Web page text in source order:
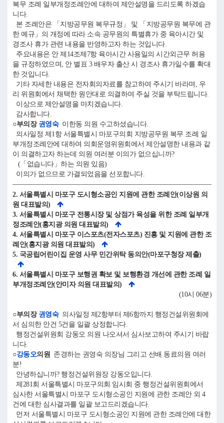
복무 조례 일부개정조례안에 대하여 제안설명을 드리도록 하겠습
니다.
본 조례안은 「지방공무원 복무규정」 및 「지방공무원 복무에 관
한 예규」의 개정에 따라 소속 공무원의 특별휴가 중 육아시간 및
경조사 휴가 관련 내용을 반영하고자 하는 것입니다.
주요내용은 안 제14조제7항 육아시간 사용일의 시간외근무 허용
을 규정하였으며, 안 별표 3 배우자 출산 시 경조사 휴가일수를 확대
한 것입니다.
기타 자세한 내용은 전자회의자료를 참고하여 주시기 바라며, 우
리 위원회에서 채택한 원안대로 의결하여 주실 것을 부탁드립니다.
이상으로 제안설명을 마치겠습니다.
감사합니다.
○부의장 권영숙이한동 의원 수고하셨습니다.
의사일정 제1항 서울특별시 마포구의회 지방공무원 복무 조례 일
부개정조례안에 대하여 의회운영위원회에서 제안설명한 내용과 같
이 의결하고자 하는데 의원 여러분 이의가 없으십니까?
(「없습니다」하는 의원 있음)
이의가 없으므로 가결되었음을 선포합니다.
2. 서울특별시 마포구 도시형소공인 지원에 관한 조례안(이상원 의
원 대표발의)
3. 서울특별시 마포구 전통시장 및 상점가 육성을 위한 조례 일부개
정조례안(홍지광 의원 대표발의)
4. 서울특별시 마포구 이스포츠(전자스포츠) 진흥 및 지원에 관한 조
례안(홍지광 의원 대표발의)
5. 국공립어린이집 운영 사무 민간위탁 동의안(마포구청장 제출)
6. 서울특별시 마포구 보행권 확보 및 보행환경 개선에 관한 조례 일
부개정조례안(안미자 의원 대표발의)
(10시 06분)
○부의장 권영숙의사일정 제2항부터 제6항까지 행정건설위원회에
서 심의한 안건 5건을 일괄 상정합니다.
행정건설위원회 강동오 의원 나오셔서 심사보고하여 주시기 바랍
니다.
○강동오의원 존경하는 권영숙 의장님 그리고 선배 동료의원 여러
분!
안녕하십니까? 행정건설위원장 강동오입니다.
제281회 서울특별시 마포구의회 임시회 중 행정건설위원회에서
심사한 서울특별시 마포구 도시형소공인 지원에 관한 조례안 외 4
건에 대한 심사결과를 일괄 보고드리겠습니다.
먼저 서울특별시 마포구 도시형소공인 지원에 관한 조례안에 대한